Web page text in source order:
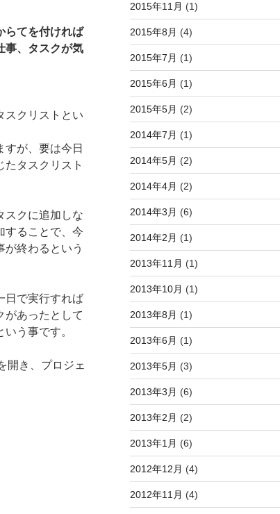
らてを付ければ
事、タスクが気
スクリストとい
が、要は今日
タスクリスト
スクに追加しな
することで、今
が終わるという
日で実行すれば
があったとして
う事です。
開き、プロジェ
2015年11月 (1)
2015年8月 (4)
2015年7月 (1)
2015年6月 (1)
2015年5月 (2)
2014年7月 (1)
2014年5月 (2)
2014年4月 (2)
2014年3月 (6)
2014年2月 (1)
2013年11月 (1)
2013年10月 (1)
2013年8月 (1)
2013年6月 (1)
2013年5月 (3)
2013年3月 (6)
2013年2月 (2)
2013年1月 (6)
2012年12月 (4)
2012年11月 (4)